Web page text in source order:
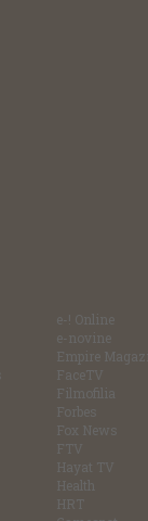
e-! Online
e-novine
Empire
FaceTV
Filmofilia
Forbes
Fox News
FTV
Hayat TV
Health
HRT